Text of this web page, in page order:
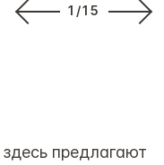
1/15
предлагают